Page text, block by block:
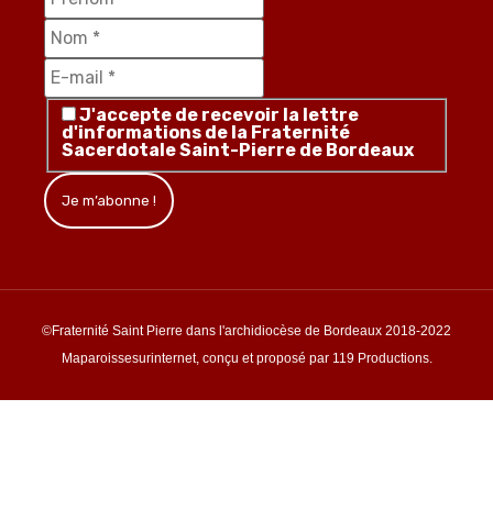
J'accepte de recevoir la lettre
d'informations de la Fraternité
Sacerdotale Saint-Pierre de Bordeaux
©Fraternité Saint Pierre dans l'archidiocèse de Bordeaux 2018-2022
Maparoissesurinternet, conçu et proposé par 119 Productions.